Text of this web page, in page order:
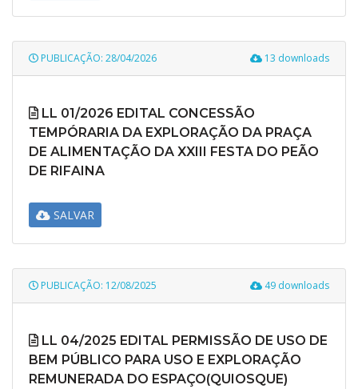
PUBLICAÇÃO: 28/04/2026 13 downloads
LL 01/2026 EDITAL CONCESSÃO
TEMPÓRARIA DA EXPLORAÇÃO DA PRAÇA
DE ALIMENTAÇÃO DA XXIII FESTA DO PEÃO
DE RIFAINA
SALVAR
PUBLICAÇÃO: 12/08/2025 49 downloads
LL 04/2025 EDITAL PERMISSÃO DE USO DE
BEM PÚBLICO PARA USO E EXPLORAÇÃO
REMUNERADA DO ESPAÇO(QUIOSQUE)